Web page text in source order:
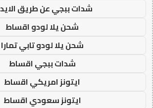
شدات ببجي عن طريق
شحن يلا لودو اقساط
شحن يلا لودو تابي تمارا
شدات ببجي اقساط
ايتونز امريكي اقساط
ايتونز سعودي اقساط